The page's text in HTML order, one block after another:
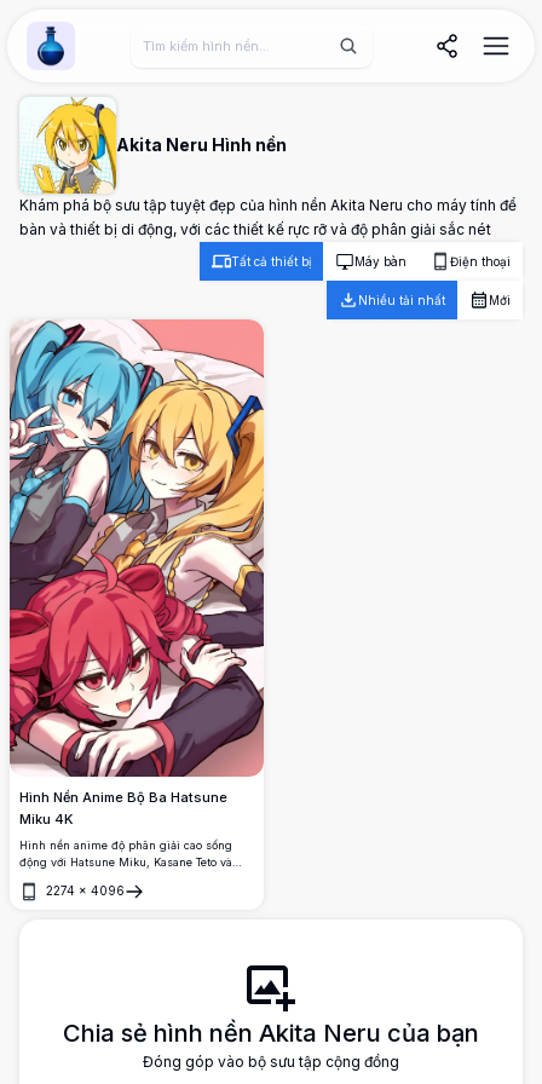
Wallpaper Alchemy
Akita Neru Hình nền
Khám phá bộ sưu tập tuyệt đẹp của hình nền Akita Neru cho máy tính để
bàn và thiết bị di động, với các thiết kế rực rỡ và độ phân giải sắc nét
Tất cả thiết bị Máy bàn Điện thoại
Nhiều tải nhất Mới
Hình Nền Anime Bộ Ba Hatsune
Miku 4K
Hình nền anime độ phân giải cao sống
động với Hatsune Miku, Kasane Teto và
Akita Neru trong tư thế nhóm vui vẻ. Tác
phẩm nghệ thuật đầy màu sắc giới thiệu
2274 × 4096
Mở
Chia sẻ hình nền Akita Neru của bạn
Đóng góp vào bộ sưu tập cộng đồng